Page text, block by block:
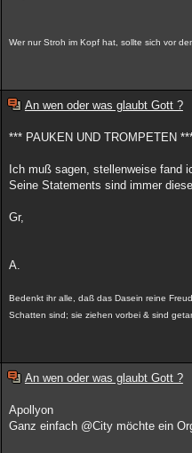
Wer nur Stroh im Kopf hat, sollte sich vor
An wen oder was glaubt Gott ?
*** PAUKEN UND TROMPETEN
Ich muß sagen, stellenweise fand
Seine Statements sind immer
Gr,
A.
Bedenkt ihr alle, daß das Dasein reine
Schatten sind; sie ziehen vorbei & sind
An wen oder was glaubt Gott ?
Apollyon
Ganz einfach @City möchte ein